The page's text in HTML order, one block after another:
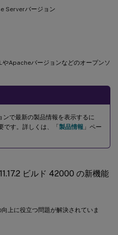
Serverバージョン
Apacheバージョンなどのオープンソ
で最新の製品情報を表示するに
です。詳しくは、「 製品情報 」ペー
ビルド 42000 の新機能
上に役立つ問題が解決されていま